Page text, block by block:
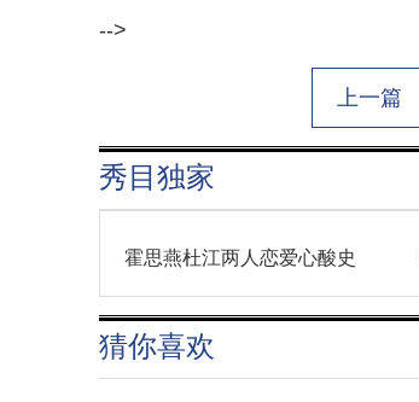
-->
上一篇
秀目独家
霍思燕杜江两人恋爱心酸史
猜你喜欢